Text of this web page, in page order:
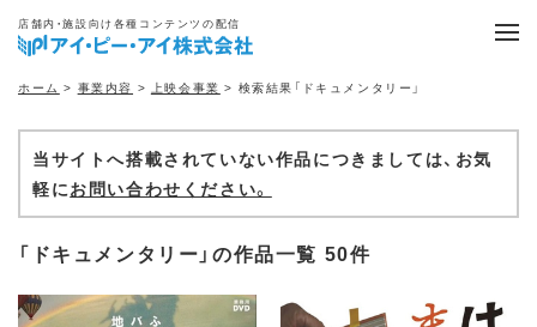
店舗内・施設向け各種コンテンツの配信
ホーム > 事業内容 > 上映会事業 > 検索結果「ドキュメンタリー」
当サイトへ搭載されていない作品につきましては、お気
軽にお問い合わせください。
「ドキュメンタリー」の作品一覧 50件